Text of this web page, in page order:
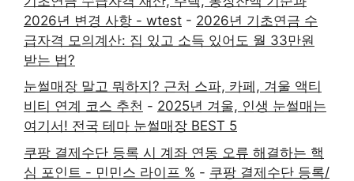
2026년 변경 사항 - wtest - 2026년 기초연금 수
급자격 모의계산: 집 있고 소득 있어도 월 33만원
받는 법?
눈썰매장 말고 뭐하지? 근처 스파, 카페, 겨울 액티
비티 연계 코스 추천 - 2025년 겨울, 인생 눈썰매는
여기서! 전국 테마 눈썰매장 BEST 5
쿠팡 결제수단 등록 시 계좌 연동 오류 해결하는 핵
심 포인트 - 민민스 라이프 % - 쿠팡 결제수단 등록/